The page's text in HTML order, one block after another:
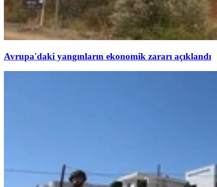
Avrupa'daki yangınların ekonomik zararı açıklandı